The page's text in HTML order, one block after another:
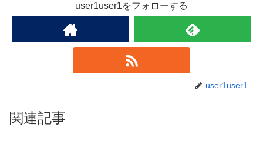
user1user1をフォローする
user1user1
関連記事